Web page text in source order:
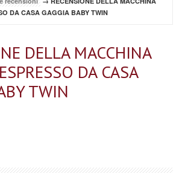
DA CASA GAGGIA BABY TWIN
DELLA MACCHINA
DA CASA
TWIN